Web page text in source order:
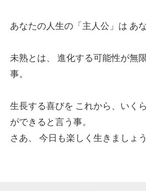
あなたの人生の「主人公」は あ
未熟とは、
進化する可能性が無
事。
生長する喜びを これから、いく
ができると言う事。
さあ、
今日も楽しく生きましょう